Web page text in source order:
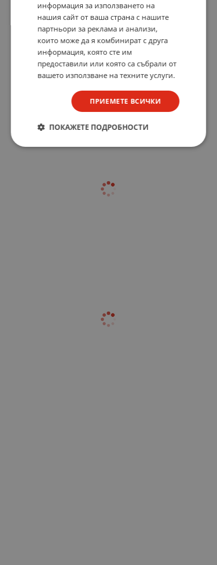
информация за използването на
нашия сайт от ваша страна с нашите
партньори за реклама и анализи,
които може да я комбинират с друга
информация, която сте им
предоставили или която са събрали от
вашето използване на техните услуги.
ПРИЕМЕТЕ ВСИЧКИ
ПОКАЖЕТЕ ПОДРОБНОСТИ